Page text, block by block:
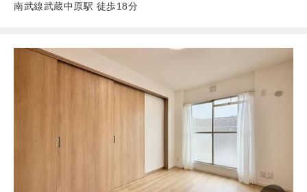
南武線武蔵中原駅 徒歩18分